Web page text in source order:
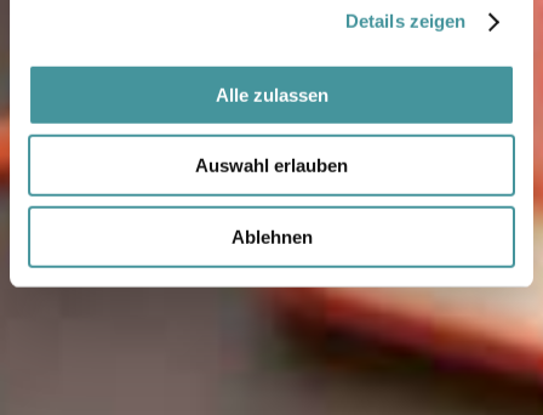
Details zeigen
Alle zulassen
Auswahl erlauben
Ablehnen